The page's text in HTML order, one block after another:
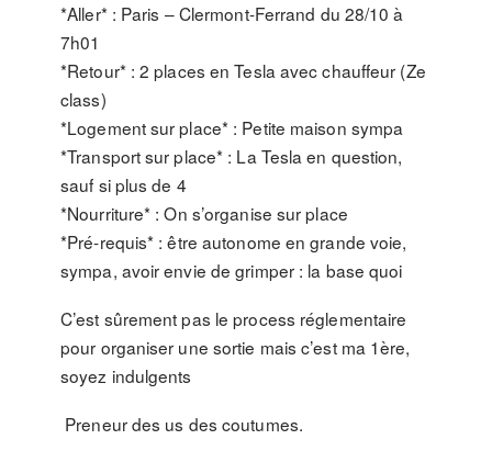
*Aller* : Paris – Clermont-Ferrand du 28/10 à
7h01
*Retour* : 2 places en Tesla avec chauffeur (Ze
class)
*Logement sur place* : Petite maison sympa
*Transport sur place* : La Tesla en question,
sauf si plus de 4
*Nourriture* : On s’organise sur place
*Pré-requis* : être autonome en grande voie,
sympa, avoir envie de grimper : la base quoi
C’est sûrement pas le process réglementaire
pour organiser une sortie mais c’est ma 1ère,
soyez indulgents
Preneur des us des coutumes.